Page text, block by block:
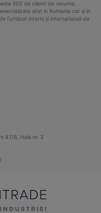
500 de clienti de renume,
atat in Romania cat si in
furnizori interni si internationali de
B, Hala nr. 3